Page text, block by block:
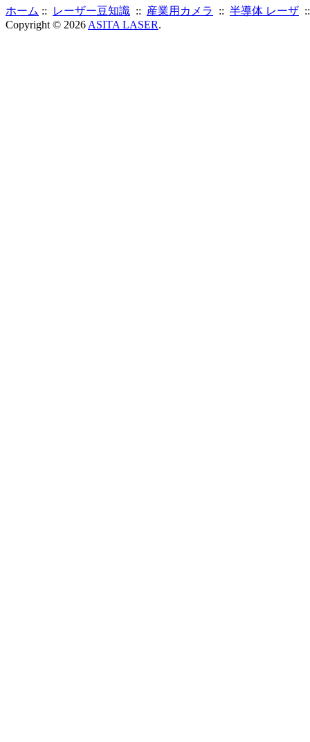
ホーム :: レーザー豆知識 :: 産業用カメラ :: 半導体 レーザ
Copyright © 2026 ASITA LASER.